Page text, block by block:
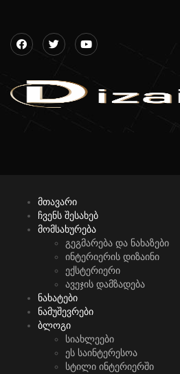
მთავარი
ჩვენს შესახებ
მომსახურება
გეგმარება და ნახაზები
ინტერიერის დიზაინი
ექსტერიერი
ავეჯის დამზადება
ნახატები
ნამუშევრები
ბლოგი
სიახლეები
ეს საინტერესოა
სტილი ინტერიერში